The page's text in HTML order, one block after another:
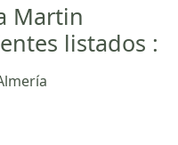
Martin
listados :